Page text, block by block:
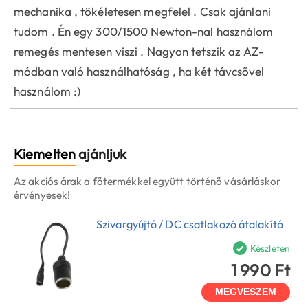
mechanika , tökéletesen megfelel . Csak ajánlani
tudom . Én egy 300/1500 Newton-nal használom
remegés mentesen viszi . Nagyon tetszik az AZ-
módban való használhatóság , ha két távcsővel
használom :)
Kiemeltenajánljuk
Az akciós árak a főtermékkel együtt történő vásárláskor
érvényesek!
Szivargyújtó / DC csatlakozó átalakító
Készleten
1 990 Ft
MEGVESZEM